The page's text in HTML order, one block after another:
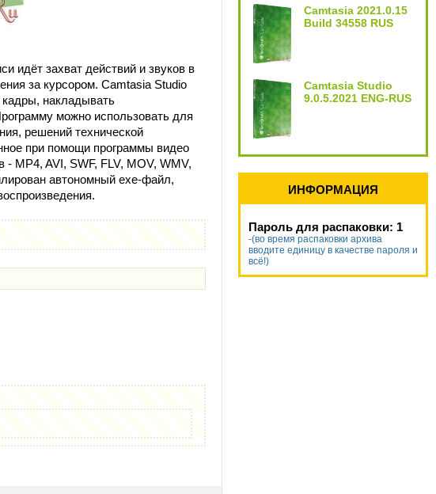
идёт захват действий и звуков в
за курсором. Camtasia Studio
накладывать
можно использовать для
решений технической
при помощи программы видео
MP4, AVI, SWF, FLV, MOV, WMV,
автономный exe-файл,
Camtasia 2021.0.15
Build 34558 RUS
Camtasia Studio
9.0.5.2021 ENG-RUS
ИНФОРМАЦИЯ
Пароль для распаковки: 1
-(во время распаковки архива
вводите единицу в качестве пароля и
всё!)